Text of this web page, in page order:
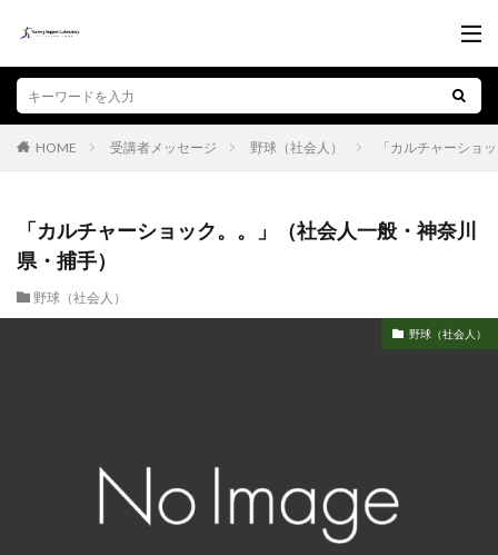
HOME 受講者メッセージ 野球（社会人） 「カルチャーショ
「カルチャーショック。。」（社会人一般・神奈川
県・捕手）
野球（社会人）
野球（社会人）